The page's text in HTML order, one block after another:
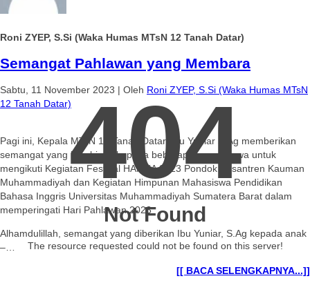
Roni ZYEP, S.Si (Waka Humas MTsN 12 Tanah Datar)
Semangat Pahlawan yang Membara
Sabtu, 11 November 2023 | Oleh Roni ZYEP, S.Si (Waka Humas MTsN
12 Tanah Datar)
Pagi ini, Kepala MTsN 12 Tanah Datar, Ibu Yuniar S.Ag memberikan
semangat yang luar biasa kepada beberapa orang siswa untuk
mengikuti Kegiatan Festival HAMKA 2023 Pondok Pesantren Kauman
Muhammadiyah dan Kegiatan Himpunan Mahasiswa Pendidikan
Bahasa Inggris Universitas Muhammadiyah Sumatera Barat dalam
memperingati Hari Pahlawan 2023
Alhamdulillah, semangat yang diberikan Ibu Yuniar, S.Ag kepada anak
–…
[[ BACA SELENGKAPNYA...]]
404
Not Found
The resource requested could not be found on this server!